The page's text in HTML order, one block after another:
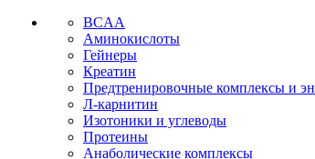
BCAA
Аминокислоты
Гейнеры
Креатин
Предтренировочные комплексы и
Л-карнитин
Изотоники и углеводы
Протеины
Анаболические комплексы